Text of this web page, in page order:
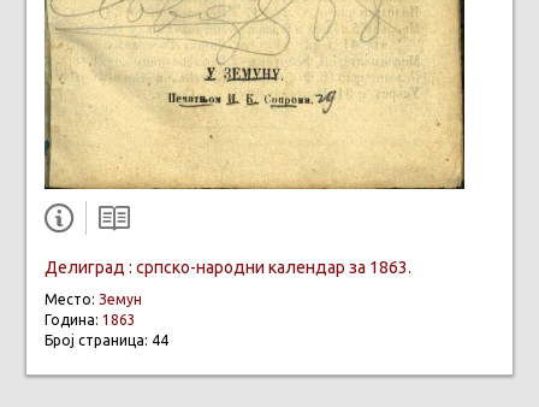
Делиград : српско-народни календар за 1863.
Место: Земун
Година: 1863
Број страница: 44